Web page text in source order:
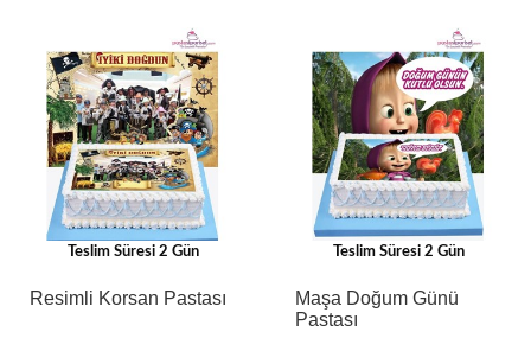
Teslim Süresi 2 Gün
Resimli Korsan Pastası
Teslim Süresi 2 Gün
Maşa Doğum Günü
Pastası